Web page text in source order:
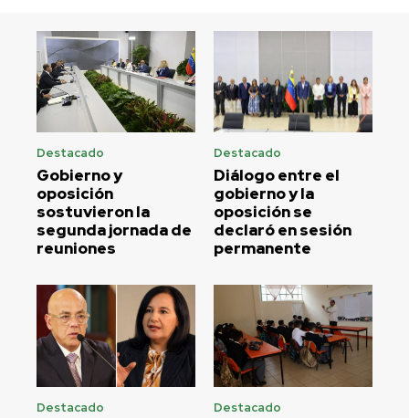
Destacado
Gobierno y
oposición
sostuvieron la
segunda jornada de
reuniones
Destacado
Diálogo entre el
gobierno y la
oposición se
declaró en sesión
permanente
Destacado Destacado